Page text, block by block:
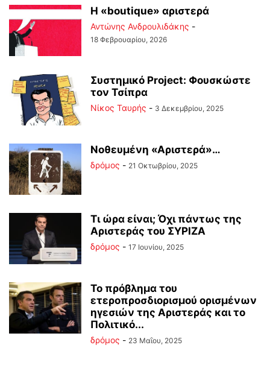
Η «boutique» αριστερά
Αντώνης Ανδρουλιδάκης -
18 Φεβρουαρίου, 2026
Συστημικό Project: Φουσκώστε
τον Τσίπρα
Νίκος Ταυρής - 3 Δεκεμβρίου, 2025
Νοθευμένη «Αριστερά»…
δρόμος - 21 Οκτωβρίου, 2025
Τι ώρα είναι; Όχι πάντως της
Αριστεράς του ΣΥΡΙΖΑ
δρόμος - 17 Ιουνίου, 2025
Το πρόβλημα του
ετεροπροσδιορισμού ορισμένων
ηγεσιών της Αριστεράς και το
Πολιτικό...
δρόμος - 23 Μαΐου, 2025